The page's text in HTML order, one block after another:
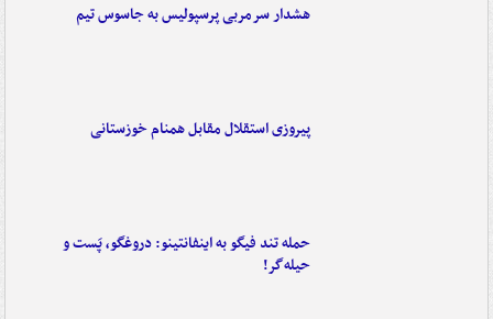
هشدار سرمربی پرسپولیس به جاسوس تیم
پیروزی استقلال مقابل همنام خوزستانی
حمله تند فیگو به اینفانتینو: دروغگو، پَست‌ و
حیله‌گر!